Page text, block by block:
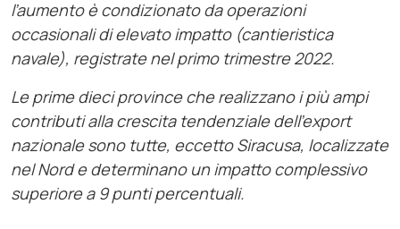
l’aumento è condizionato da operazioni
occasionali di elevato impatto (cantieristica
navale), registrate nel primo trimestre 2022.
Le prime dieci province che realizzano i più ampi
contributi alla crescita tendenziale dell’export
nazionale sono tutte, eccetto Siracusa, localizzate
nel Nord e determinano un impatto complessivo
superiore a 9 punti percentuali.